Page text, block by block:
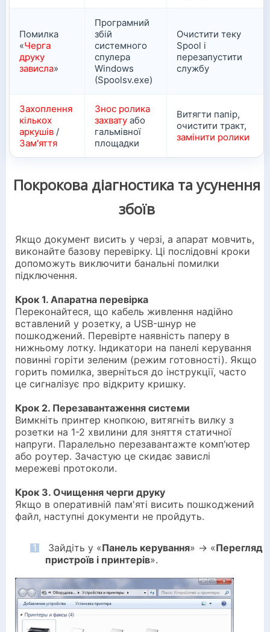
Помилка
«Черга
друку
зависла»
Програмний
збій
системного
спулера
Windows
(Spoolsv.exe)
Очистити теку
Spool і
перезапустити
службу
Захоплення
кількох
аркушів /
Зам'яття
Знос ролика
захвату або
гальмівної
площадки
Витягти папір,
очистити тракт,
замінити ролики
Покрокова діагностика та усунення
збоїв
Якщо документ висить у черзі, а апарат мовчить,
виконайте базову перевірку. Ці послідовні кроки
допоможуть виключити банальні помилки
підключення.
Крок 1. Апаратна перевірка
Переконайтеся, що кабель живлення надійно
вставлений у розетку, а USB-шнур не
пошкоджений. Перевірте наявність паперу в
нижньому лотку. Індикатори на панелі керування
повинні горіти зеленим (режим готовності). Якщо
горить помилка, зверніться до інструкції, часто
це сигналізує про відкриту кришку.
Крок 2. Перезавантаження системи
Вимкніть принтер кнопкою, витягніть вилку з
розетки на 1-2 хвилини для зняття статичної
напруги. Паралельно перезавантажте комп'ютер
або роутер. Зачастую це скидає завислі
мережеві протоколи.
Крок 3. Очищення черги друку
Якщо в оперативній пам'яті висить пошкоджений
файл, наступні документи не пройдуть.
1 Зайдіть у «Панель керування» → «Перегляд
пристроїв і принтерів».